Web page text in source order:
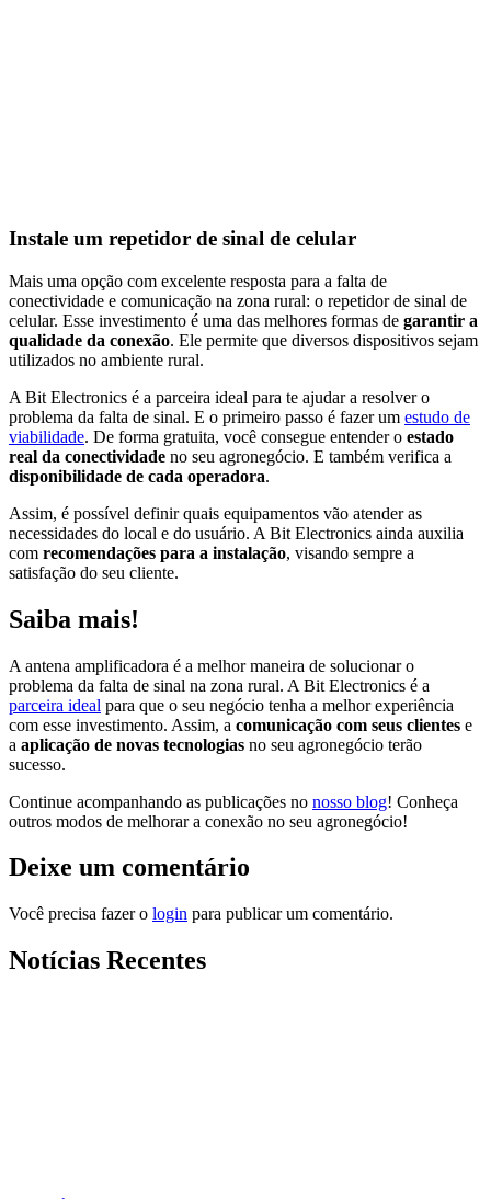
Instale um repetidor de sinal de celular
Mais uma opção com excelente resposta para a falta de
conectividade e comunicação na zona rural: o repetidor de sinal de
celular. Esse investimento é uma das melhores formas de garantir a
qualidade da conexão. Ele permite que diversos dispositivos sejam
utilizados no ambiente rural.
A Bit Electronics é a parceira ideal para te ajudar a resolver o
problema da falta de sinal. E o primeiro passo é fazer um estudo de
viabilidade. De forma gratuita, você consegue entender o estado
real da conectividade no seu agronegócio. E também verifica a
disponibilidade de cada operadora.
Assim, é possível definir quais equipamentos vão atender as
necessidades do local e do usuário. A Bit Electronics ainda auxilia
com recomendações para a instalação, visando sempre a
satisfação do seu cliente.
Saiba mais!
A antena amplificadora é a melhor maneira de solucionar o
problema da falta de sinal na zona rural. A Bit Electronics é a
parceira ideal para que o seu negócio tenha a melhor experiência
com esse investimento. Assim, a comunicação com seus clientes e
a aplicação de novas tecnologias no seu agronegócio terão
sucesso.
Continue acompanhando as publicações no nosso blog! Conheça
outros modos de melhorar a conexão no seu agronegócio!
Deixe um comentário
Você precisa fazer o login para publicar um comentário.
Notícias Recentes